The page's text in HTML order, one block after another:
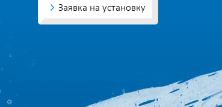
Заявка на установку